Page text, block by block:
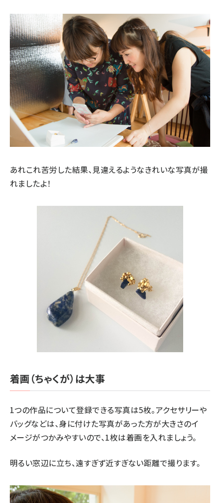
あれこれ苦労した結果、見違えるようなきれいな写真が撮
れましたよ！
着画（ちゃくが）は大事
1つの作品について登録できる写真は5枚。アクセサリーや
バッグなどは、身に付けた写真があった方が大きさのイ
メージがつかみやすいので、1枚は着画を入れましょう。
明るい窓辺に立ち、遠すぎず近すぎない距離で撮ります。